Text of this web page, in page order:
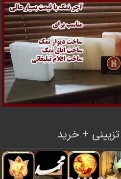
+ خرید